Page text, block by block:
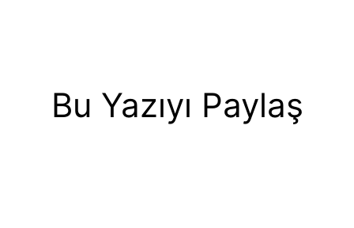
Bu Yazıyı Paylaş